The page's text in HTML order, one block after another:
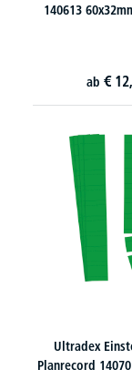
140613
ab € 12,
Ultradex
Planrecord